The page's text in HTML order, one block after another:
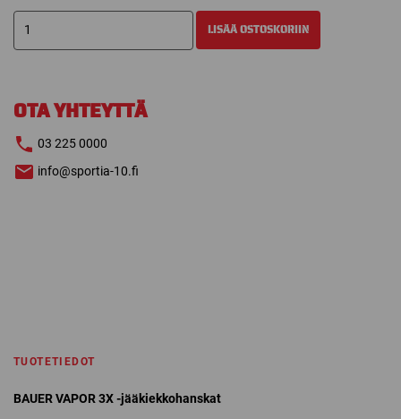
BAUER
VAPOR
LISÄÄ OSTOSKORIIN
OTA YHTEYTTÄ
03 225 0000
info@sportia-10.fi
TUOTETIEDOT
BAUER VAPOR 3X -jääkiekkohanskat